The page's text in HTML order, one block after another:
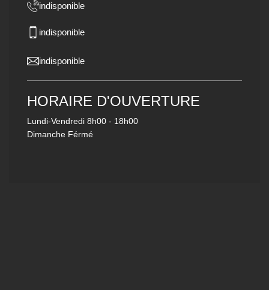
indisponible
indisponible
indisponible
HORAIRE D'OUVERTURE
Lundi-Vendredi 8h00 - 18h00
Dimanche Férmé